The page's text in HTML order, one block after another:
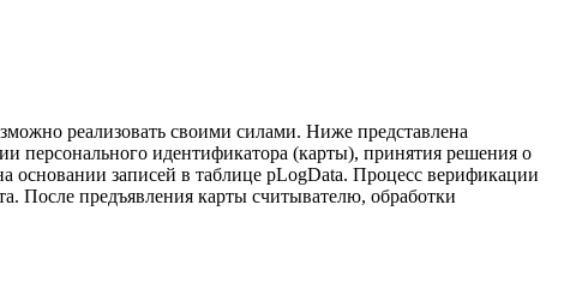
реализовать своими силами. Ниже представлена
персонального идентификатора (карты), принятия решения о
основании записей в таблице pLogData. Процесс верификации
После предъявления карты считывателю, обработки